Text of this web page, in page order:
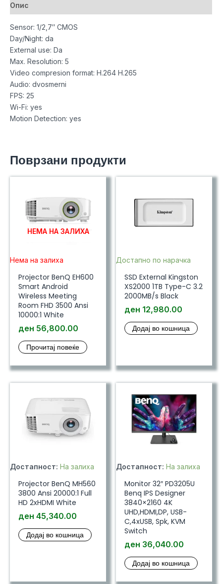
Опис
Sensor: 1/2,7″ CMOS
Day/Night: da
External use: Da
Max. Resolution: 5
Video compresion format: H.264 H.265
Audio: dvosmerni
FPS: 25
Wi-Fi: yes
Motion Detection: yes
Поврзани продукти
НЕМА НА ЗАЛИХА
Нема на залиха
Projector BenQ EH600
Smart Android
Wireless Meeting
Room FHD 3500 Ansi
10000:1 White
ден 56,800.00
Прочитај повеќе
Достапно по нарачка
SSD External Kingston
XS2000 1TB Type-C 3.2
2000MB/s Black
ден 12,980.00
Додај во кошница
Достапност: На залиха
Projector BenQ MH560
3800 Ansi 20000:1 Full
HD 2xHDMI White
ден 45,340.00
Додај во кошница
Достапност: На залиха
Monitor 32″ PD3205U
Benq IPS Designer
3840×2160 4K
UHD,HDMI,DP, USB-
C,4xUSB, Spk, KVM
Switch
ден 36,040.00
Додај во кошница